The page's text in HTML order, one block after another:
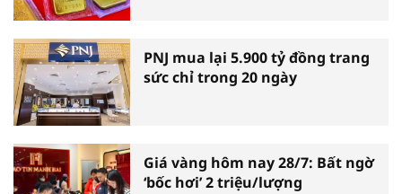
PNJ mua lại 5.900 tỷ đồng trang
sức chỉ trong 20 ngày
Giá vàng hôm nay 28/7: Bất ngờ
‘bốc hơi’ 2 triệu/lượng